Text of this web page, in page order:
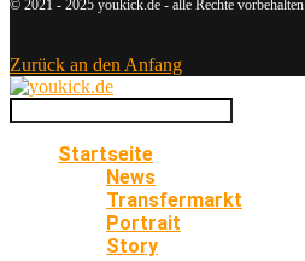
© 2021 - 2025 youkick.de - alle Rechte vorbehalten
Zurück an den Anfang
Startseite
News
Transfermarkt
Portrait
Story